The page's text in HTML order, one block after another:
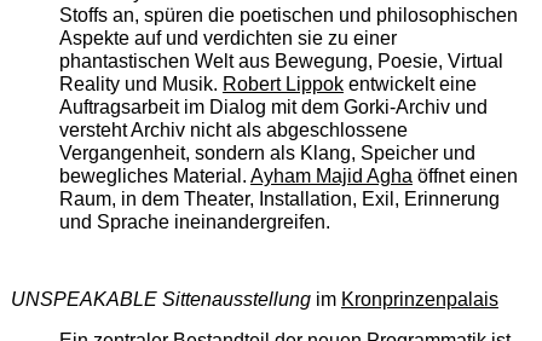
Stoffs an, spüren die poetischen und philosophischen
Aspekte auf und verdichten sie zu einer
phantastischen Welt aus Bewegung, Poesie, Virtual
Reality und Musik. Robert Lippokentwickelt eine
Auftragsarbeit im Dialog mit dem Gorki-Archiv und
versteht Archiv nicht als abgeschlossene
Vergangenheit, sondern als Klang, Speicher und
bewegliches Material. Ayham Majid Aghaöffnet einen
Raum, in dem Theater, Installation, Exil, Erinnerung
und Sprache ineinandergreifen.
UNSPEAKABLE Sittenausstellungim Kronprinzenpalais